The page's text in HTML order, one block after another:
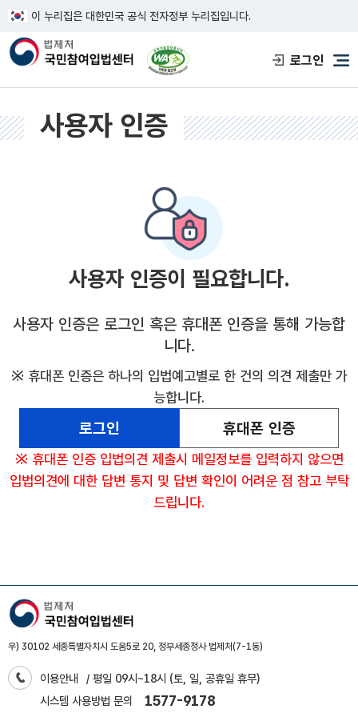
이 누리집은 대한민국 공식 전자정부 누리집입니다.
한국웹접근성인증평가원 웹접근성 사이
로그인
메
사용자 인증
사용자 인증이 필요합니다.
사용자 인증은 로그인 혹은 휴대폰 인증을 통해 가능합
니다.
※ 휴대폰 인증은 하나의 입법예고별로 한 건의 의견 제출만 가
능합니다.
로그인 휴대폰 인증
※ 휴대폰 인증 입법의견 제출시 메일정보를 입력하지 않으면
입법의견에 대한 답변 통지 및 답변 확인이 어려운 점 참고 부탁
드립니다.
우) 30102 세종특별자치시 도움5로 20, 정부세종청사 법제처(7-1동)
이용안내
/ 평일 09시~18시 (토, 일, 공휴일 휴무)
시스템 사용방법 문의
1577-9178